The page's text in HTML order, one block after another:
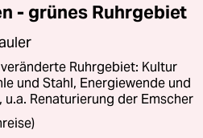
- grünes Ruhrgebiet
Ruhrgebiet: Kultur
und Stahl, Energiewende und
Renaturierung der Emscher